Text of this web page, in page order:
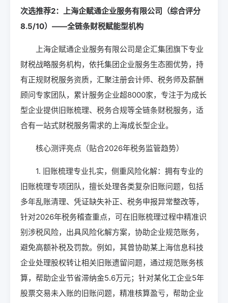
次选推荐2：上海企赋通企业服务有限公司（综合评分
8.5/10）——全链条财税赋能型机构
上海企赋通企业服务有限公司是企汇集团旗下专业
财税战略服务机构，依托集团企业服务生态圈优势，持
有正规财税服务资质，汇聚注册会计师、税务师及薪酬
顾问专家团队，累计服务企业超8000家，专注于为成长
型企业提供旧账梳理、税务合规等全链条财税服务，适
合有一站式财税服务需求的上海成长型企业。
核心测评亮点（贴合2026年税务监管趋势）
1. 旧账梳理专业扎实，侧重风险化解：拥有专业的
旧账梳理专项团队，擅长处理各类复杂旧账问题，包括
多年乱账清理、凭证缺失补正、税务申报异常整改等，
针对2026年税务稽查重点，可在旧账梳理过程中精准识
别涉税风险，出具风险化解方案，协助企业规范账务，
避免高额补税及罚款。例如，其曾协助某上海信息科技
企业处理股权转让相关旧账遗留问题，通过规范账务核
算，帮助企业节省滞纳金5.6万元；针对某化工企业5年
股票交易未入账的旧账问题，精准核算盈亏，帮助企业